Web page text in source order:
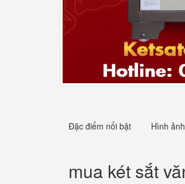
Đặc điểm nổi bật Hình ảnh
mua két sắt